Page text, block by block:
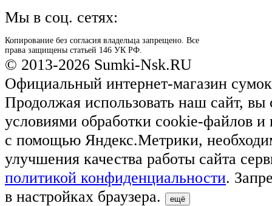
Мы в соц. сетях:
Копирование без согласия владельца запрещено. Все
права защищены статьей 146 УК РФ.
© 2013-2026 Sumki-Nsk.RU
Официальный интернет-магазин
Продолжая использовать наш сайт, вы
условиями обработки cookie-файлов и
с помощью Яндекс.Метрики,
улучшения качества работы сайта
политикой конфиденциальности.
в настройках браузера.
ещё